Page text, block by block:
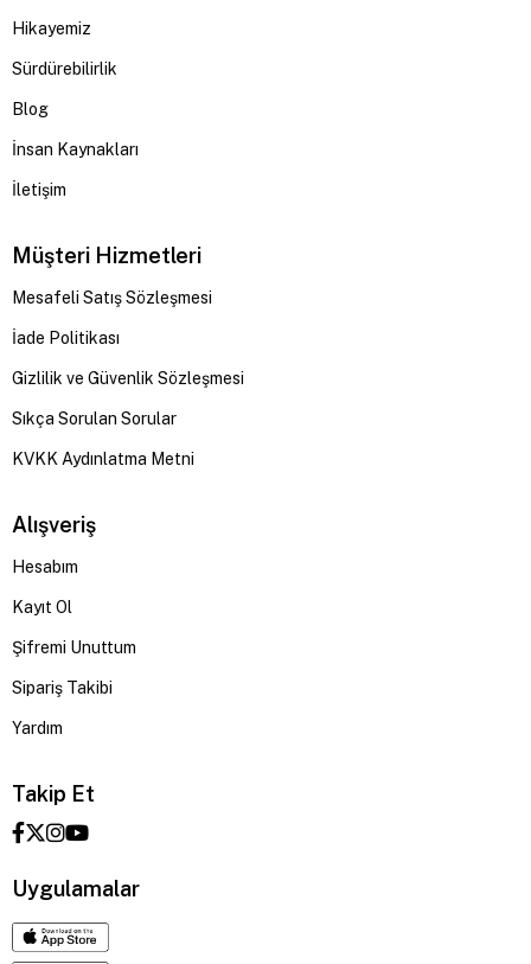
Hikayemiz
Sürdürebilirlik
Blog
İnsan Kaynakları
İletişim
Müşteri Hizmetleri
Mesafeli Satış Sözleşmesi
İade Politikası
Gizlilik ve Güvenlik Sözleşmesi
Sıkça Sorulan Sorular
KVKK Aydınlatma Metni
Alışveriş
Hesabım
Kayıt Ol
Şifremi Unuttum
Sipariş Takibi
Yardım
Takip Et
Uygulamalar